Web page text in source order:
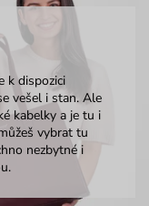
k dispozici
vešel i stan. Ale
kabelky a je tu i
vybrat tu
nezbytné i